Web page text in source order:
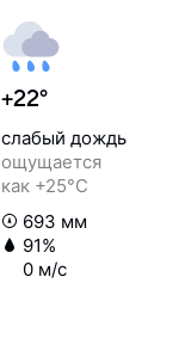
+22°
слабый дождь
ощущается
как +25°C
693 мм
91%
0 м/с